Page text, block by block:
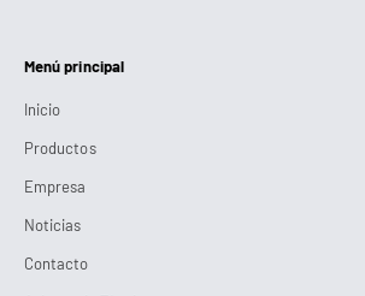
Menú principal
Inicio
Productos
Empresa
Noticias
Contacto